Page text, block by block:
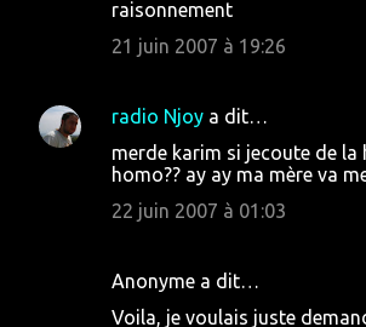
raisonnement
21 juin 2007 à 19:26
radio Njoy a dit…
merde karim si jecoute de la
homo?? ay ay ma mère va
22 juin 2007 à 01:03
Anonyme a dit…
Voila, je voulais juste